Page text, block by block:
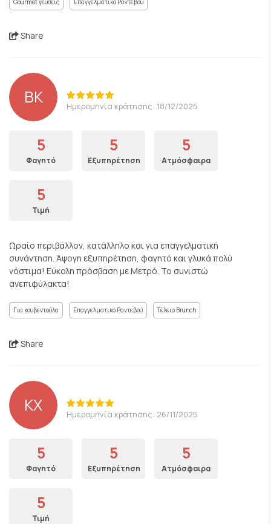
Gourmet γεύσεις Επαγγελματικό Ραντεβού
Share
ΒΚ Ημερομηνία κράτησης: 18/12/2025
5
Φαγητό
5
Εξυπηρέτηση
5
Ατμόσφαιρα
5
Τιμή
Ωραίο περιβάλλον, κατάλληλο και για επαγγελματική
συνάντηση. Άψογη εξυπηρέτηση, φαγητό και γλυκά πολύ
νόστιμα! Εύκολη πρόσβαση με Μετρό. Το συνιστώ
ανεπιφύλακτα!
Για κουβεντούλα Επαγγελματικό Ραντεβού Τέλειο Brunch
Share
KX Ημερομηνία κράτησης: 26/11/2025
5
Φαγητό
5
Εξυπηρέτηση
5
Ατμόσφαιρα
5
Τιμή